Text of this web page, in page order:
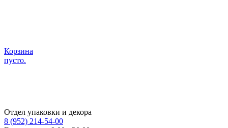
Корзина
пусто.
Отдел упаковки и декора
8 (952) 214-54-00